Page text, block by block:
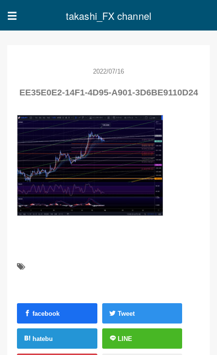
☰ takashi_FX channel
2022/07/16
EE35E0E2-14F1-4D95-A901-3D6BE9110D24
facebook Tweet
hatebu LINE